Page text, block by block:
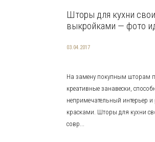
Шторы для кухни
выкройками — фото
03.04.2017
На замену покупным шторам
креативные занавески,
непримечательный интерьер
красками. Шторы для кухни
совр...